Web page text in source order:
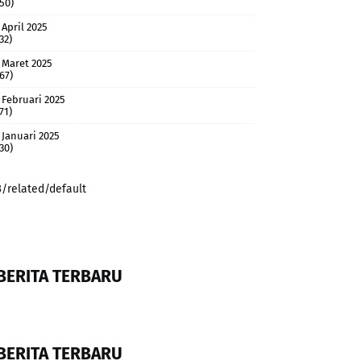
April 2025
Maret 2025
Februari 2025
Januari 2025
related/default
TERBARU
TERBARU